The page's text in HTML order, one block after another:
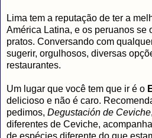
Lima tem a reputação de ter a
América Latina, e os peruanos se
pratos. Conversando com
sugerir, orgulhosos, diversas
restaurantes.
Um lugar que você tem que ir é o
delicioso e não é caro.
pedimos, Degustación de Ceviche
diferentes de Ceviche,
de espécies diferente do que